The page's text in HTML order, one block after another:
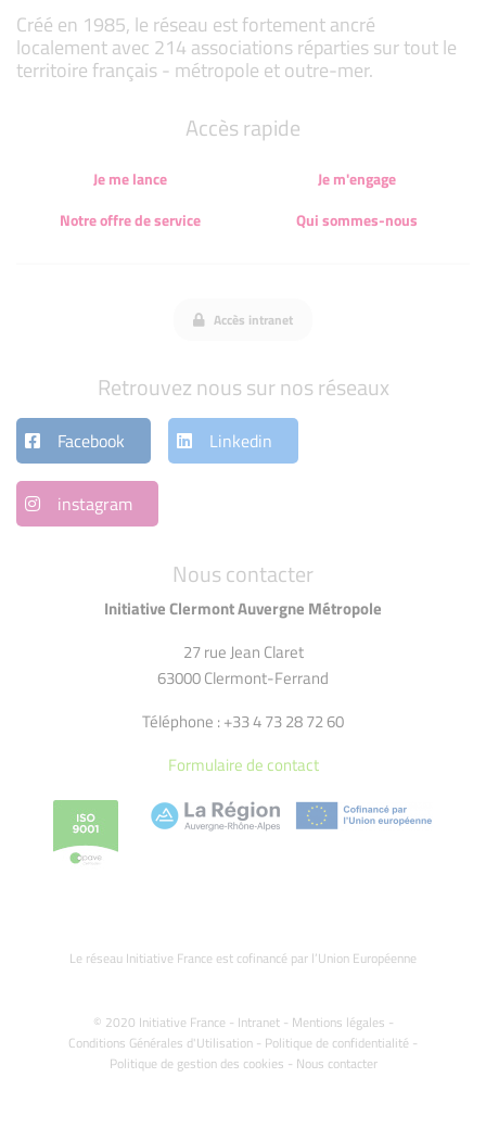
Créé en 1985, le réseau est fortement ancré
localement avec 214 associations réparties sur tout le
territoire français - métropole et outre-mer.
Nous contacter
Initiative Clermont Auvergne Métropole
27 rue Jean Claret
63000 Clermont-Ferrand
Téléphone : +33 4 73 28 72 60
Formulaire de contact
Le réseau Initiative France est cofinancé par l’Union Européenne
© 2020 Initiative France - Intranet- Mentions légales -
Conditions Générales d'Utilisation - Politique de confidentialité -
Politique de gestion des cookies - Nous contacter
Accès rapide
Je me lance
Je m'engage
Notre offre de service
Qui sommes-nous
Accès intranet
Retrouvez nous sur nos réseaux
Facebook Linkedin
instagram